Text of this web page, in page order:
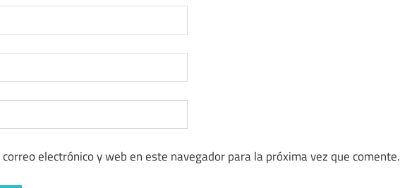
electrónico y web en este navegador para la próxima vez que comente.